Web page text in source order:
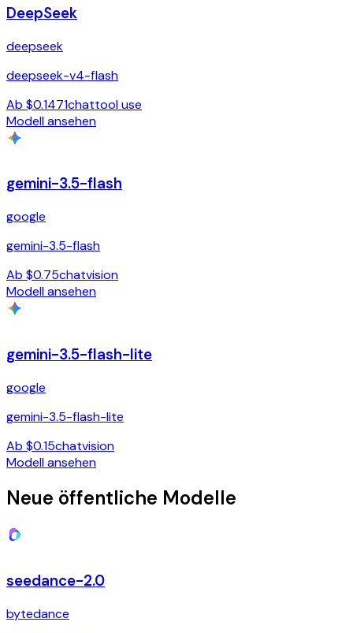
DeepSeek
deepseek
deepseek-v4-flash
Ab $0.1471chattool use
Modell ansehen
gemini-3.5-flash
google
gemini-3.5-flash
Ab $0.75chatvision
Modell ansehen
gemini-3.5-flash-lite
google
gemini-3.5-flash-lite
Ab $0.15chatvision
Modell ansehen
Neue öffentliche Modelle
seedance-2.0
bytedance